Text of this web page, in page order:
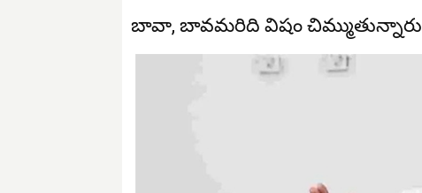
బావా, బావమరిది విషం చిమ్ముతున్నారు